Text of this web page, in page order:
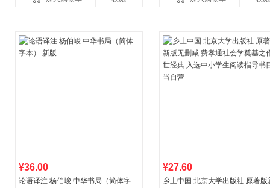
¥36.00
论语译注 杨伯峻 中华书局（简体字
¥27.60
乡土中国 北京大学出版社 原著版